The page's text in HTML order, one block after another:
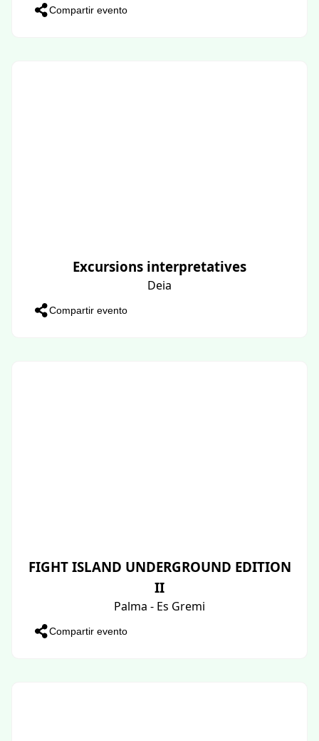
Compartir evento
Excursions interpretatives
Deia
Compartir evento
FIGHT ISLAND UNDERGROUND EDITION
II
Palma - Es Gremi
Compartir evento